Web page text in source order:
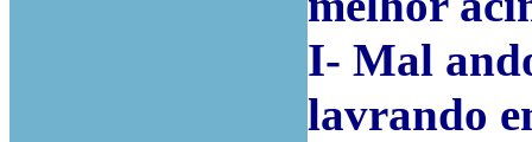
I- Mal
lavrando